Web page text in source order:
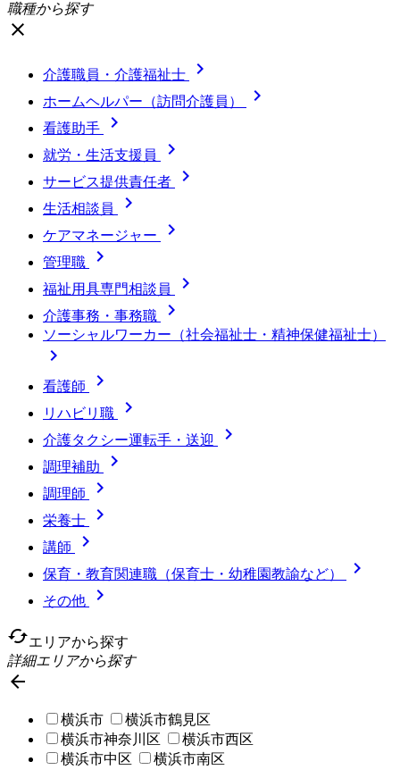
職種から探す
close
介護職員・介護福祉士 
ホームヘルパー（訪問介護員） 
看護助手 
就労・生活支援員 
サービス提供責任者 
生活相談員 
ケアマネージャー 
管理職 
福祉用具専門相談員 
介護事務・事務職 
ソーシャルワーカー（社会福祉士・精神保健福祉士）

看護師 
リハビリ職 
介護タクシー運転手・送迎 
調理補助 
調理師 
栄養士 
講師 
保育・教育関連職（保育士・幼稚園教諭など） 
その他

cachedエリアから探す
詳細エリアから探す

横浜市
横浜市鶴見区
横浜市神奈川区
横浜市西区
横浜市中区
横浜市南区